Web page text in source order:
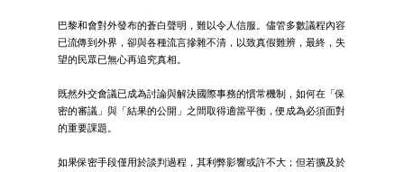
巴黎和會對外發布的蒼白聲明，難以令人信服。儘管多數議程內容
已流傳到外界，卻與各種流言摻雜不清，以致真假難辨，最終，失
望的民眾已無心再追究真相。
既然外交會議已成為討論與解決國際事務的慣常機制，如何在「保
密的審議」與「結果的公開」之間取得適當平衡，便成為必須面對
的重要課題。
如果保密手段僅用於談判過程，其利弊影響或許不大；但若擴及於